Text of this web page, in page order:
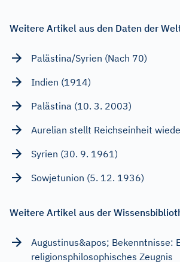
Weitere Artikel aus den Daten der
Palästina/Syrien (Nach 70)
Indien (1914)
Palästina (10. 3. 2003)
Aurelian stellt Reichseinheit
Syrien (30. 9. 1961)
Sowjetunion (5. 12. 1936)
Weitere Artikel aus der
Augustinus&apos; Bekenntnisse:
religionsphilosophisches Zeugnis